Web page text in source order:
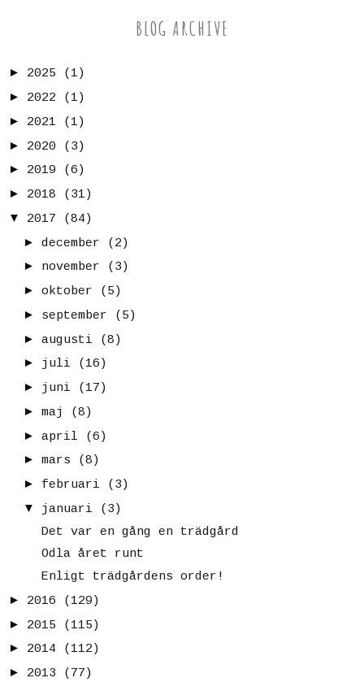
BLOG ARCHIVE
► 2025
(1)
► 2022
(1)
► 2021
(1)
► 2020
(3)
► 2019
(6)
► 2018
(31)
▼
2017
(84)
► december
(2)
► november
(3)
► oktober
(5)
► september
(5)
► augusti
(8)
► juli
(16)
► juni
(17)
► maj
(8)
► april
(6)
► mars
(8)
► februari
(3)
▼
januari
(3)
Det var en gång en trädgård
Odla året runt
Enligt trädgårdens order!
► 2016
(129)
► 2015
(115)
► 2014
(112)
► 2013
(77)